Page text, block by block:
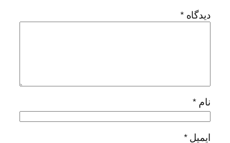
دیدگاه *
نام *
ایمیل*